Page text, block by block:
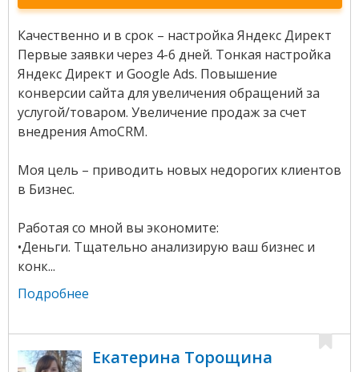
Качественно и в срок – настройка Яндекс Директ
Первые заявки через 4-6 дней. Тонкая настройка
Яндекс Директ и Google Ads. Повышение
конверсии сайта для увеличения обращений за
услугой/товаром. Увеличение продаж за счет
внедрения AmoCRM.
Моя цель – приводить новых недорогих клиентов
в Бизнес.
Работая со мной вы экономите:
•Деньги. Тщательно анализирую ваш бизнес и
конк...
Подробнее
Екатерина Торощина